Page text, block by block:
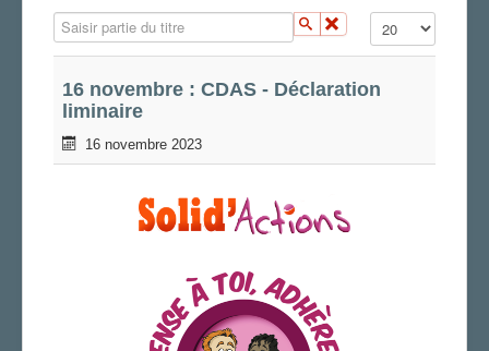
Expression
Engagements
CSAL
CAP/Recours
FS SSCT
Action sociale
LA SECTION
LE PAVÉ DANS LA LOIRE
Saisir partie du titre Affichage #
16 novembre : CDAS - Déclaration
liminaire
16 novembre 2023